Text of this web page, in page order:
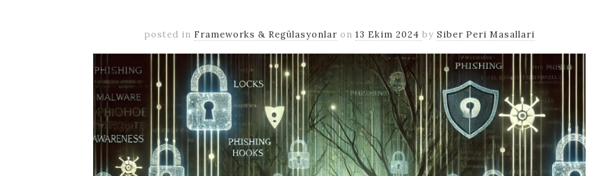
posted in Frameworks & Regülasyonlar on 13 Ekim 2024 by Siber Peri Masallari